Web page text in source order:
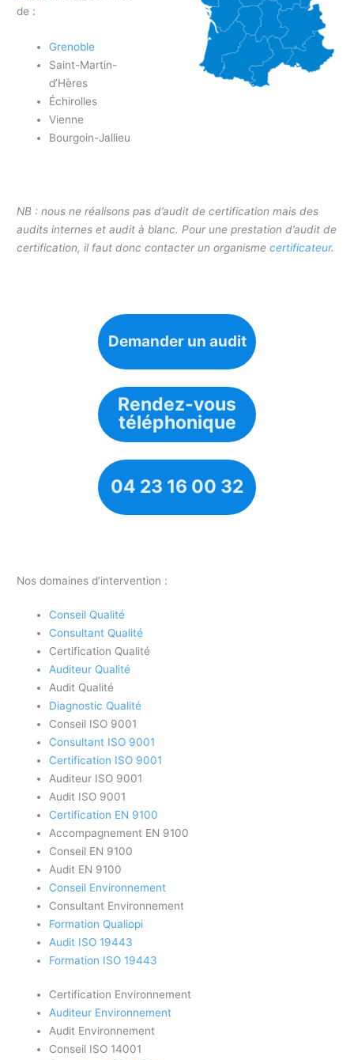
de :
Grenoble
Saint-Martin-
d’Hères
Échirolles
Vienne
Bourgoin-Jallieu
NB : nous ne réalisons pas d’audit de certification mais des
audits internes et audit à blanc. Pour une prestation d’audit de
certification, il faut donc contacter un organismecertificateur.
Demander un audit
Rendez-vous
téléphonique
04 23 16 00 32
Nos domaines d’intervention :
Conseil Qualité
Consultant Qualité
Certification Qualité
Auditeur Qualité
Audit Qualité
Diagnostic Qualité
Conseil ISO 9001
Consultant ISO 9001
Certification ISO 9001
Auditeur ISO 9001
Audit ISO 9001
Certification EN 9100
Accompagnement EN 9100
Conseil EN 9100
Audit EN 9100
Conseil Environnement
Consultant Environnement
Formation Qualiopi
Audit ISO 19443
Formation ISO 19443
Certification Environnement
Auditeur Environnement
Audit Environnement
Conseil ISO 14001